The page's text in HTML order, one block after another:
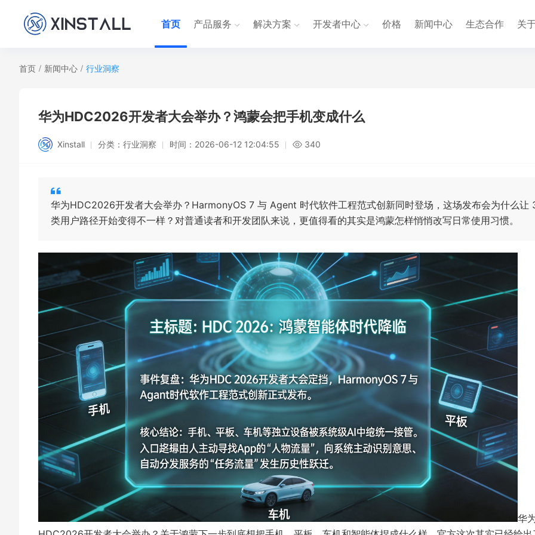
首页 产品服务 解决方案 开发者中心 价格 新闻中心 生态合作 关
首页 / 新闻中心 / 行业洞察
华为HDC2026开发者大会举办？鸿蒙会把手机变成什么
Xinstall 分类： 行业洞察 时间： 2026-06-12 12:04:55 340
华为HDC2026开发者大会举办？HarmonyOS 7 与 Agent 时代软件工程范式创新同时登场，这场发布会为什么让
类用户路径开始变得不一样？对普通读者和开发团队来说，更值得看的其实是鸿蒙怎样悄悄改写日常使用习惯。
华